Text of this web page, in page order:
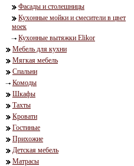
Фасады и столешницы
Кухонные мойки и смесители в цвет
моек
Кухонные вытяжки Elikor
Мебель для кухни
Мягкая мебель
Спальни
Комоды
Шкафы
Тахты
Кровати
Гостиные
Прихожие
Детская мебель
Матрасы